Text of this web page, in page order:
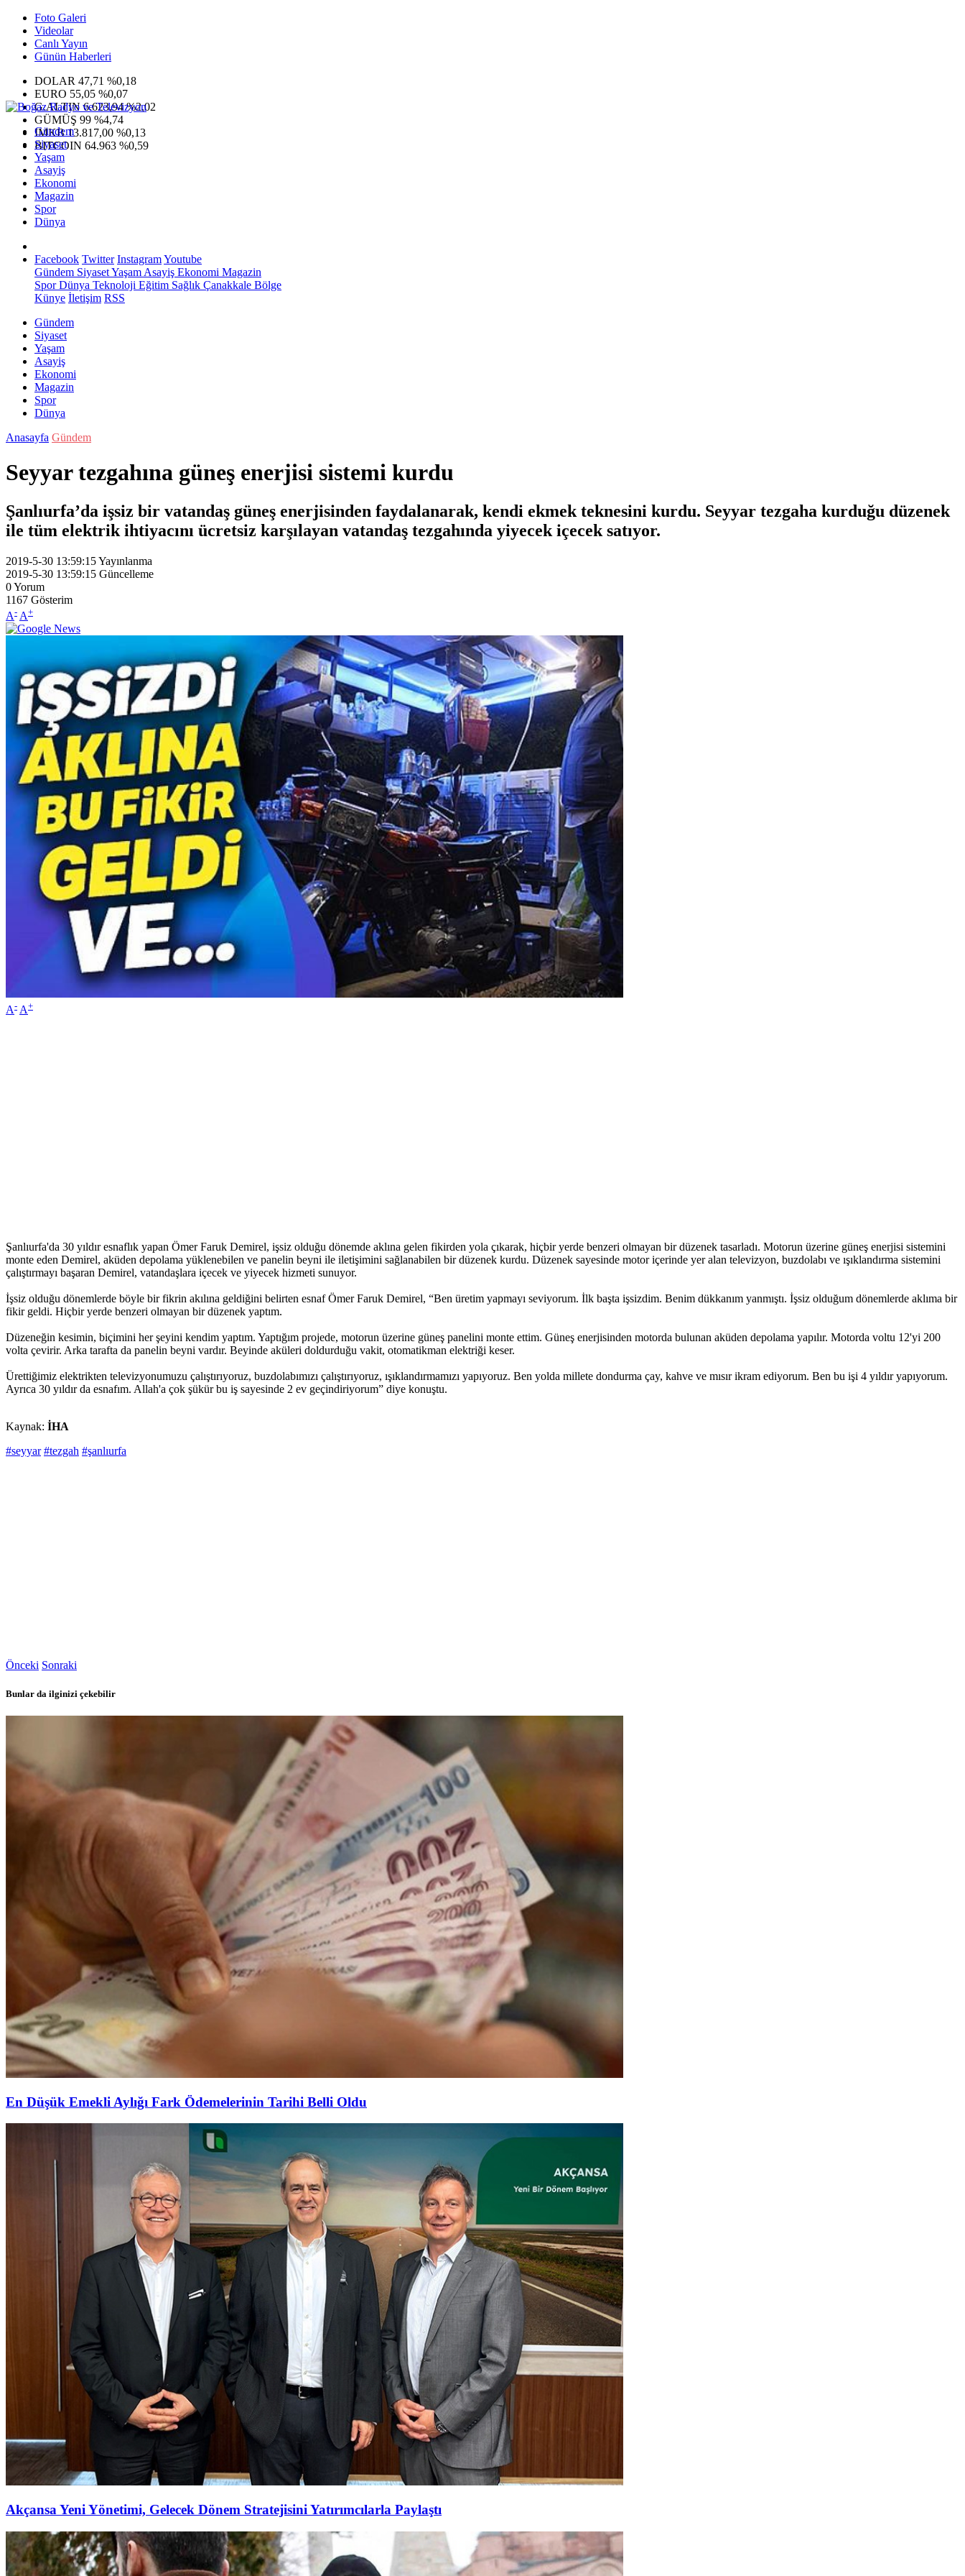
Foto Galeri
Videolar
Canlı Yayın
Günün Haberleri
DOLAR 47,71 %0,18
EURO 55,05 %0,07
G.ALTIN6.623,94 %2,02
GÜMÜŞ 99 %4,74
IMKB13.817,00 %0,13
BITCOIN 64.963 %0,59
Gündem
Siyaset
Yaşam
Asayiş
Ekonomi
Magazin
Spor
Dünya
Facebook Twitter InstagramYoutube
Gündem SiyasetYaşam Asayiş Ekonomi Magazin
SporDünya Teknoloji Eğitim Sağlık Çanakkale Bölge
Künye İletişim RSS
Gündem
Siyaset
Yaşam
Asayiş
Ekonomi
Magazin
Spor
Dünya
Anasayfa Gündem
Seyyar tezgahına güneş enerjisi sistemi kurdu
Şanlıurfa’da işsiz bir vatandaş güneş enerjisinden faydalanarak, kendi ekmek teknesini kurdu. Seyyar tezgaha kurduğu düzenek
ile tüm elektrik ihtiyacını ücretsiz karşılayan vatandaş tezgahında yiyecek içecek satıyor.
2019-5-30 13:59:15Yayınlanma
2019-5-30 13:59:15 Güncelleme
0Yorum
1167 Gösterim
A- A+
A- A+
Şanlıurfa'da 30 yıldır esnaflık yapan Ömer Faruk Demirel, işsiz olduğu dönemde aklına gelen fikirden yola çıkarak, hiçbir yerde benzeri olmayan bir düzenek tasarladı. Motorun üzerine güneş enerjisi sistemini
monte eden Demirel, aküden depolama yüklenebilen ve panelin beyni ile iletişimini sağlanabilen bir düzenek kurdu. Düzenek sayesinde motor içerinde yer alan televizyon, buzdolabı ve ışıklandırma sistemini
çalıştırmayı başaran Demirel, vatandaşlara içecek ve yiyecek hizmeti sunuyor.
İşsiz olduğu dönemlerde böyle bir fikrin akılına geldiğini belirten esnaf Ömer Faruk Demirel, “Ben üretim yapmayı seviyorum. İlk başta işsizdim. Benim dükkanım yanmıştı. İşsiz olduğum dönemlerde aklıma bir
fikir geldi. Hiçbir yerde benzeri olmayan bir düzenek yaptım.
Düzeneğin kesimin, biçimini her şeyini kendim yaptım. Yaptığım projede, motorun üzerine güneş panelini monte ettim. Güneş enerjisinden motorda bulunan aküden depolama yapılır. Motorda voltu 12'yi 200
volta çevirir. Arka tarafta da panelin beyni vardır. Beyinde aküleri doldurduğu vakit, otomatikman elektriği keser.
Ürettiğimiz elektrikten televizyonumuzu çalıştırıyoruz, buzdolabımızı çalıştırıyoruz, ışıklandırmamızı yapıyoruz. Ben yolda millete dondurma çay, kahve ve mısır ikram ediyorum. Ben bu işi 4 yıldır yapıyorum.
Ayrıca 30 yıldır da esnafım. Allah'a çok şükür bu iş sayesinde 2 ev geçindiriyorum” diye konuştu.
Kaynak: İHA
#seyyar #tezgah #şanlıurfa
Önceki Sonraki
Bunlar da ilginizi çekebilir
En Düşük Emekli Aylığı Fark Ödemelerinin Tarihi Belli Oldu
Akçansa Yeni Yönetimi, Gelecek Dönem Stratejisini Yatırımcılarla Paylaştı